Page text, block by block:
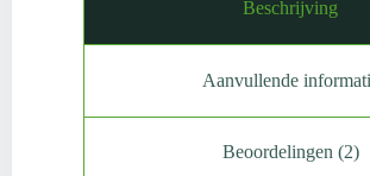
Beschrijving
Aanvullende
Beoordelingen (2)